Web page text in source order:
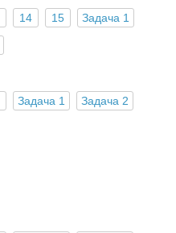
14 15 Задача 1
Задача 1 Задача 2